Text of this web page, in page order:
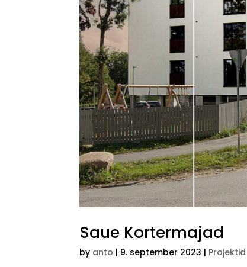
Saue Kortermajad
by anto | 9. september 2023 | Projektid